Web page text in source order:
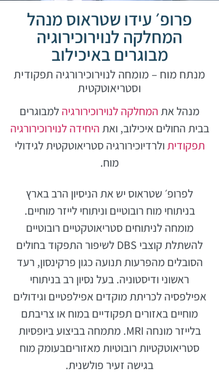
פרופ׳ עידו שטראוס מנהל
המחלקה לנוירוכירוגיה
מבוגרים באיכילוב
מנתח מוח – מומחה לנוירוכירורגיה תפקודית
וסטריאוטקטית
מנהל אתהמחלקה לנוירוכירורגיהלמבוגרים
בבית החולים איכילוב, ואתהיחידה לנוירוכירורגיה
תפקודיתולרדיוכירורגיה סטריאוטקטית לגידולי
מוח.
לפרופ׳ שטראוס יש את הניסיון הרב בארץ
בניתוחי מוח רובוטיים וניתוחי לייזר מוחיים.
מומחה לניתוחים סטריאוטקטיים רובוטיים
להשתלת קוצבי DBS לשיפור התפקוד בחולים
הסובלים מהפרעות תנועה כגון פרקינסון, רעד
ראשוני ודיסטוניה. בעל נסיון רב בניתוחי
אפילפסיה לכריתת מוקדים אפילפטיים וגידולים
מוחיים באזורים תפקודיים במוח או צריבתם
בלייזר מונחה MRI. מתמחה בביצוע ביופסיות
סטריאוטקטיות רובוטיות מאזוריםבעומק מוח
בגישה זעיר פולשנית.